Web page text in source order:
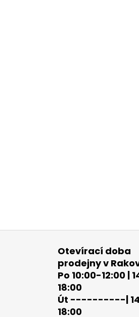
Otevírací doba
prodejny v
Po 10:00-12:00 |
18:00
Út ----------|
18:00